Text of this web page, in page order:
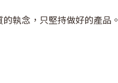
執念，只堅持做好的產品。